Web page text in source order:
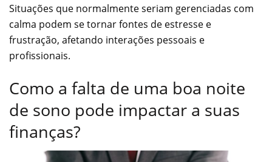
Situações que normalmente seriam gerenciadas com
calma podem se tornar fontes de estresse e
frustração, afetando interações pessoais e
profissionais.
Como a falta de uma boa noite
de sono pode impactar a suas
finanças?